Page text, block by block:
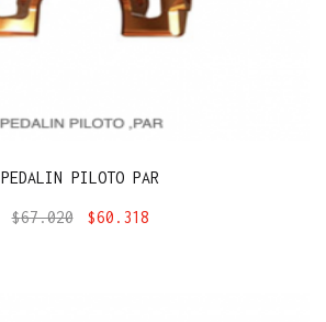
PEDALIN PILOTO PAR
$67.020 $60.318